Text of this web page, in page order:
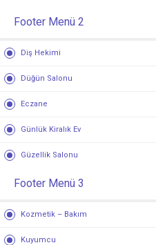
Footer Menü 2
Diş Hekimi
Düğün Salonu
Eczane
Günlük Kiralık Ev
Güzellik Salonu
Footer Menü 3
Kozmetik – Bakım
Kuyumcu